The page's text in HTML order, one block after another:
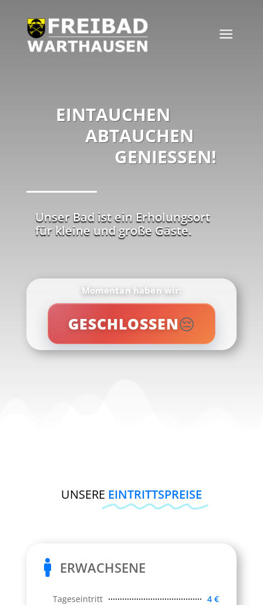
a
EINTAUCHEN
ABTAUCHEN
GENIESSEN!
Unser Bad ist ein Erholungsort
für kleine und große Gäste.
Momentan haben wir:
GESCHLOSSEN😔
UNSERE EINTRITTSPREISE
 ERWACHSENE
Tageseintritt 4 €